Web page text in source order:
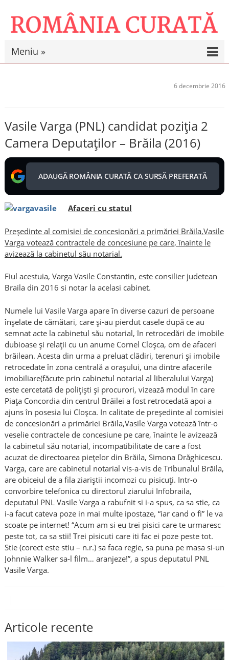
Meniu »
6 decembrie 2016
Vasile Varga (PNL) candidat poziția 2
Camera Deputaților – Brăila (2016)
ADAUGĂ ROMÂNIA CURATĂ CA SURSĂ PREFERATĂ
Afaceri cu statul
Preşedinte al comisiei de concesionări a primăriei Brăila,Vasile
Varga votează contractele de concesiune pe care, înainte le
avizează la cabinetul său notarial.
Fiul acestuia, Varga Vasile Constantin, este consilier judetean
Braila din 2016 si notar la acelasi cabinet.
Numele lui Vasile Varga apare în diverse cazuri de persoane
înşelate de cămătari, care şi-au pierdut casele după ce au
semnat acte la cabinetul său notarial, în retrocedări de imobile
dubioase şi relaţii cu un anume Cornel Cloşca, om de afaceri
brăilean. Acesta din urma a preluat clădiri, terenuri şi imobile
retrocedate în zona centrală a oraşului, una dintre afacerile
imobiliare(făcute prin cabinetul notarial al liberalului Varga)
este cercetată de poliţişti şi procurori, vizează modul în care
Piaţa Concordia din centrul Brăilei a fost retrocedată apoi a
ajuns în posesia lui Cloşca. In calitate de preşedinte al comisiei
de concesionări a primăriei Brăila,Vasile Varga votează într-o
veselie contractele de concesiune pe care, înainte le avizează
la cabinetul său notarial, incompatibilitate de care a fost
acuzat de directoarea pieţelor din Brăila, Simona Drăghicescu.
Varga, care are cabinetul notarial vis-a-vis de Tribunalul Brăila,
are obiceiul de a fila ziariştii incomozi cu pisicuţi. Intr-o
convorbire telefonica cu directorul ziarului Infobraila,
deputatul PNL Vasile Varga a rabufnit si i-a spus, ca sa stie, ca
i-a facut cateva poze in mai multe ipostaze, “iar cand o fi” le va
scoate pe internet! “Acum am si eu trei pisici care te urmaresc
peste tot, ca sa stii! Trei pisicuti care iti fac ei poze peste tot.
Stie (corect este stiu – n.r.) sa faca regie, sa puna pe masa si-un
Johnnie Walker sa-l film… aranjeze!”, a spus deputatul PNL
Vasile Varga.
Articole recente